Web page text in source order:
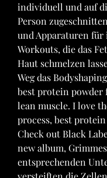
individuell und auf
Person
und Apparaturen
Workouts, die das
Haut schmelzen
Weg das
best protein powder
lean muscle. I love
process, best
Check out Black
new album,
entsprechenden